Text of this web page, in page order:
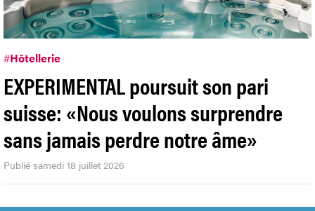
#Hôtellerie
EXPERIMENTAL poursuit son pari
suisse: «Nous voulons surprendre
sans jamais perdre notre âme»
Publié samedi 18 juillet 2026